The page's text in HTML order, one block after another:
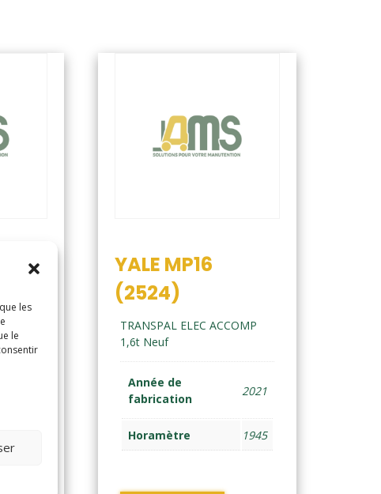
les
le
YALE MP16
(2524)
TRANSPAL ELEC ACCOMP
1,6t Neuf
Année de
fabrication
2021
Horamètre 1945